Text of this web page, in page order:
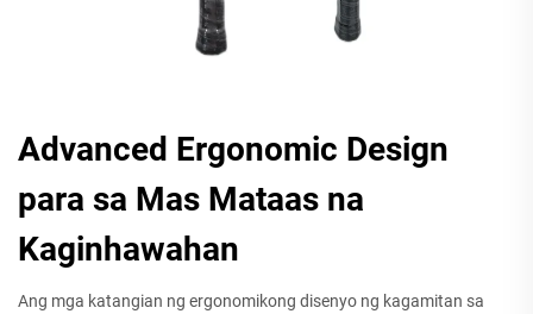
Advanced Ergonomic Design
para sa Mas Mataas na
Kaginhawahan
Ang mga katangian ng ergonomikong disenyo ng kagamitan sa